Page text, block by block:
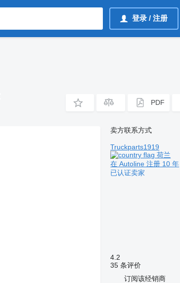
登录 / 注册
PDF
卖方联系方式
Truckparts1919
荷兰
在 Autoline 注册 10 年
已认证卖家
4.2
35 条评价
订阅该经销商